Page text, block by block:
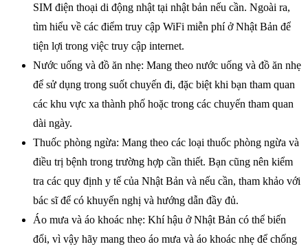
SIM điện thoại di động nhật tại nhật bản nếu cần. Ngoài ra,
tìm hiểu về các điểm truy cập WiFi miễn phí ở Nhật Bản để
tiện lợi trong việc truy cập internet.
Nước uống và đồ ăn nhẹ: Mang theo nước uống và đồ ăn nhẹ
để sử dụng trong suốt chuyến đi, đặc biệt khi bạn tham quan
các khu vực xa thành phố hoặc trong các chuyến tham quan
dài ngày.
Thuốc phòng ngừa: Mang theo các loại thuốc phòng ngừa và
điều trị bệnh trong trường hợp cần thiết. Bạn cũng nên kiểm
tra các quy định y tế của Nhật Bản và nếu cần, tham khảo với
bác sĩ để có khuyến nghị và hướng dẫn đầy đủ.
Áo mưa và áo khoác nhẹ: Khí hậu ở Nhật Bản có thể biến
đổi, vì vậy hãy mang theo áo mưa và áo khoác nhẹ để chống